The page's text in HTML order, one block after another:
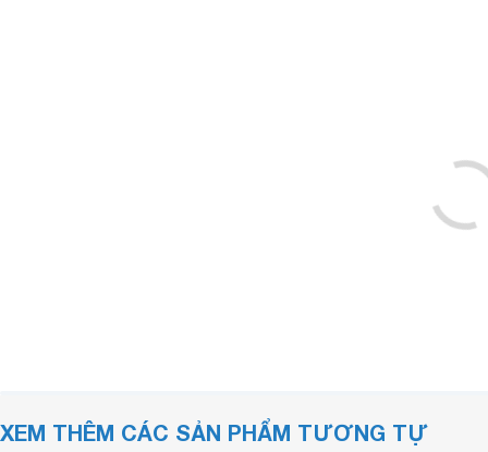
XEM THÊM CÁC SẢN PHẨM TƯƠNG TỰ